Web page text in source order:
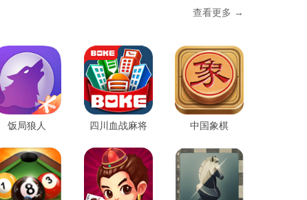
查看更多 →
饭局狼人 四川血战麻将 中国象棋